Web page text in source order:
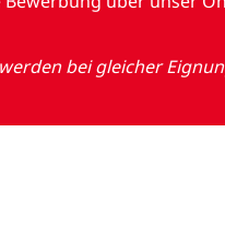
bei gleicher